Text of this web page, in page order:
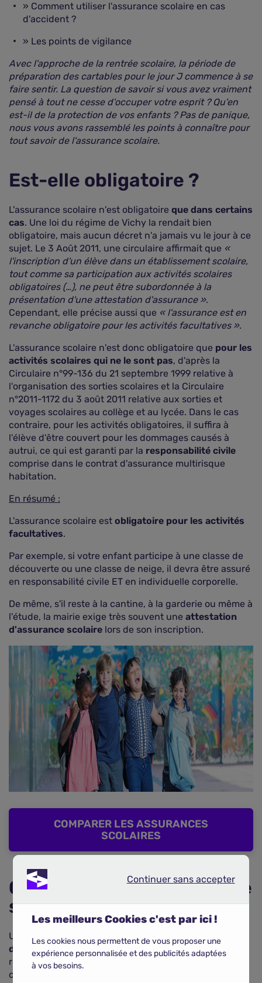
» Comment utiliser l'assurance scolaire en cas
d'accident ?
» Les points de vigilance
Avec l'approche de la rentrée scolaire, la période de
préparation des cartables pour le jour J commence à se
faire sentir. La question de savoir si vous avez vraiment
pensé à tout ne cesse d'occuper votre esprit ? Qu'en
est-il de la protection de vos enfants ? Pas de panique,
nous vous avons rassemblé les points à connaître pour
tout savoir de l'assurance scolaire.
Est-elle obligatoire ?
L'assurance scolaire n'est obligatoire que dans certains
cas. Une loi du régime de Vichy la rendait bien
obligatoire, mais aucun décret n'a jamais vu le jour à ce
sujet. Le 3 Août 2011, une circulaire affirmait que «
l'inscription d'un élève dans un établissement scolaire,
tout comme sa participation aux activités scolaires
obligatoires (…), ne peut être subordonnée à la
présentation d'une attestation d'assurance ».
Cependant, elle précise aussi que « l'assurance est en
revanche obligatoire pour les activités facultatives ».
L'assurance scolaire n'est donc obligatoire que pour les
activités scolaires qui ne le sont pas, d'après la
Circulaire n°99-136 du 21 septembre 1999 relative à
l'organisation des sorties scolaires et la Circulaire
n°2011-1172 du 3 août 2011 relative aux sorties et
voyages scolaires au collège et au lycée. Dans le cas
contraire, pour les activités obligatoires, il suffira à
l'élève d'être couvert pour les dommages causés à
autrui, ce qui est garanti par la responsabilité civile
comprise dans le contrat d'assurance multirisque
habitation.
En résumé :
L'assurance scolaire est obligatoire pour les activités
facultatives.
Par exemple, si votre enfant participe à une classe de
découverte ou une classe de neige, il devra être assuré
en responsabilité civile ET en individuelle corporelle.
De même, s'il reste à la cantine, à la garderie ou même à
l'étude, la mairie exige très souvent une attestation
d'assurance scolaire lors de son inscription.
COMPARER LES ASSURANCES
SCOLAIRES
Que couvre une assurance
scolaire ?
Une assurance scolaire protège l'élève de tous les
dommages qu'il pourrait causer à autrui (garantie
responsabilité civile), comme casser les lunettes d'un
camarade, arracher ses vêtements en chahutant, ou
Continuer sans accepter
Les meilleurs Cookies c'est par ici !
Les cookies nous permettent de vous proposer une
expérience personnalisée et des publicités adaptées
à vos besoins.
Continuer sans accepter